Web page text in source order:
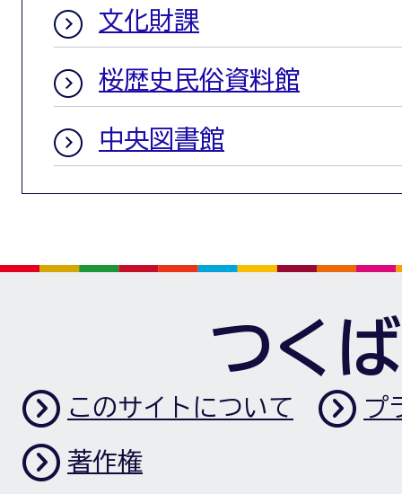
文化財課
桜歴史民俗資料館
中央図書館
つく
このサイトについて プ
著作権